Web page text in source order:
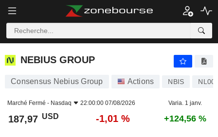
NEBIUS GROUP
NEBIUS GROUP
Consensus Nebius Group Actions NBIS
Marché Fermé - Nasdaq 22:00:00 07/08/2026 Varia. 1 janv.
187,97 USD -1,01 % +124,56 %